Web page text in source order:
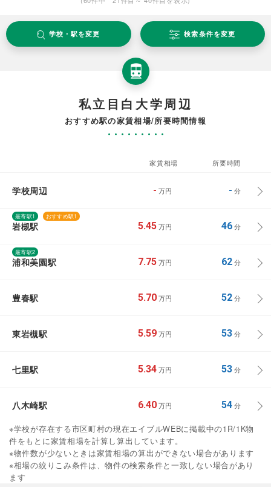
学校・駅を変更 検索条件を変更
私立目白大学周辺
おすすめ駅の家賃相場/所要時間情報
家賃相場 所要時間
学校周辺 - 万円 - 分
最寄駅1 おすすめ駅1
岩槻駅 5.45 万円 46分
最寄駅2
浦和美園駅 7.75 万円 62分
豊春駅 5.70 万円 52分
東岩槻駅 5.59 万円 53分
七里駅 5.34 万円 53分
八木崎駅 6.40 万円 54分
※学校が存在する市区町村の現在エイブルWEBに掲載中の1R/1K物
件をもとに家賃相場を計算し算出しています。
※物件数が少ないときは家賃相場の算出ができない場合があります
※相場の絞りこみ条件は、物件の検索条件と一致しない場合があり
ます